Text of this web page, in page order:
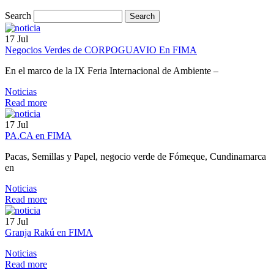
Search
17 Jul
Negocios Verdes de CORPOGUAVIO En FIMA
En el marco de la IX Feria Internacional de Ambiente –
Noticias
Read more
17 Jul
PA.CA en FIMA
Pacas, Semillas y Papel, negocio verde de Fómeque, Cundinamarca
en
Noticias
Read more
17 Jul
Granja Rakú en FIMA
Noticias
Read more